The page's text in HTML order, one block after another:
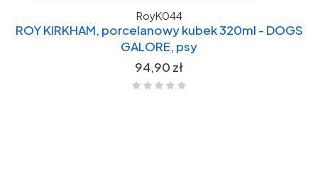
RoyK044
ROY KIRKHAM, porcelanowy kubek 320ml - DOGS
GALORE, psy
Cena
94,90 zł